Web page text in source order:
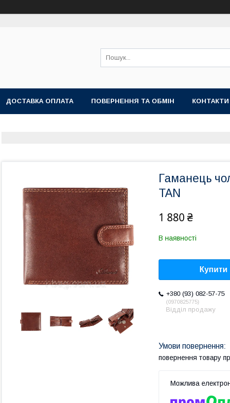
ДОСТАВКА ОПЛАТА ПОВЕРНЕННЯ ТА ОБМІН КОНТАКТИ
Гаманець
TAN
1 880 ₴
В наявності
Купити
+380 (93) 082-57-75
0970825775
Відділ продажу
повернення товару